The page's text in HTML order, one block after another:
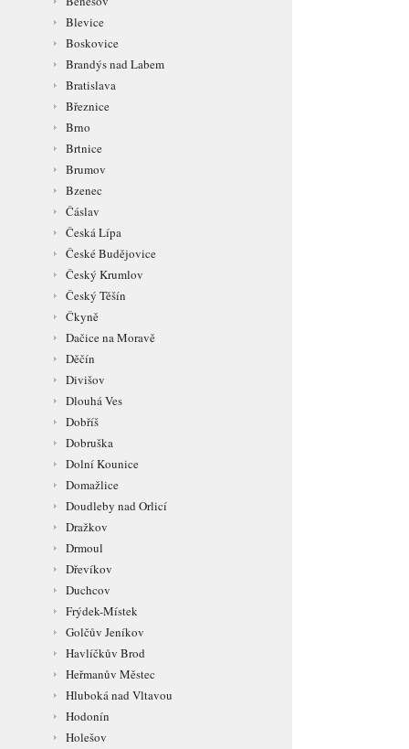
Blevice
Boskovice
Brandýs nad Labem
Bratislava
Březnice
Brno
Brtnice
Brumov
Bzenec
Čáslav
Česká Lípa
České Budějovice
Český Krumlov
Český Těšín
Čkyně
Dačice na Moravě
Děčín
Divišov
Dlouhá Ves
Dobříš
Dobruška
Dolní Kounice
Domažlice
Doudleby nad Orlicí
Dražkov
Drmoul
Dřevíkov
Duchcov
Frýdek-Místek
Golčův Jeníkov
Havlíčkův Brod
Heřmanův Městec
Hluboká nad Vltavou
Hodonín
Holešov